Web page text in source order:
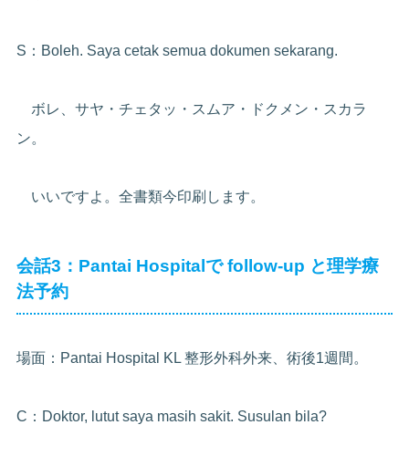
S：Boleh. Saya cetak semua dokumen sekarang.
ボレ、サヤ・チェタッ・スムア・ドクメン・スカラ
ン。
いいですよ。全書類今印刷します。
会話3：Pantai Hospitalで follow-up と理学療
法予約
場面：Pantai Hospital KL 整形外科外来、術後1週間。
C：Doktor, lutut saya masih sakit. Susulan bila?